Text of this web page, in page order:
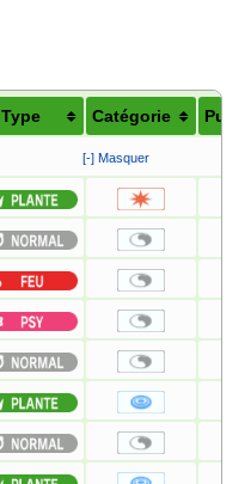
Type Catégorie
[-] Masquer